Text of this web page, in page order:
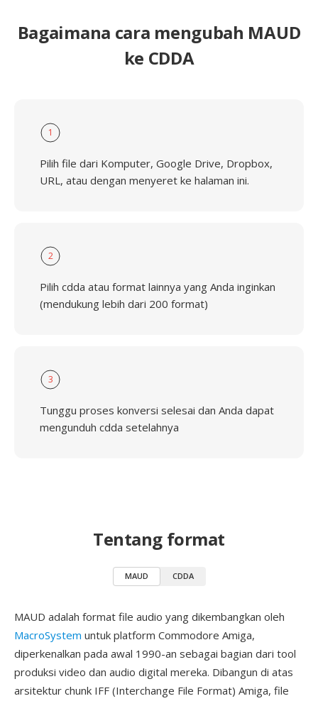
Bagaimana cara mengubah MAUD
ke CDDA
1
Pilih file dari Komputer, Google Drive, Dropbox,
URL, atau dengan menyeret ke halaman ini.
2
Pilih cdda atau format lainnya yang Anda inginkan
(mendukung lebih dari 200 format)
3
Tunggu proses konversi selesai dan Anda dapat
mengunduh cdda setelahnya
Tentang format
MAUD CDDA
MAUD adalah format file audio yang dikembangkan oleh
MacroSystem untuk platform Commodore Amiga,
diperkenalkan pada awal 1990-an sebagai bagian dari tool
produksi video dan audio digital mereka. Dibangun di atas
arsitektur chunk IFF (Interchange File Format) Amiga, file